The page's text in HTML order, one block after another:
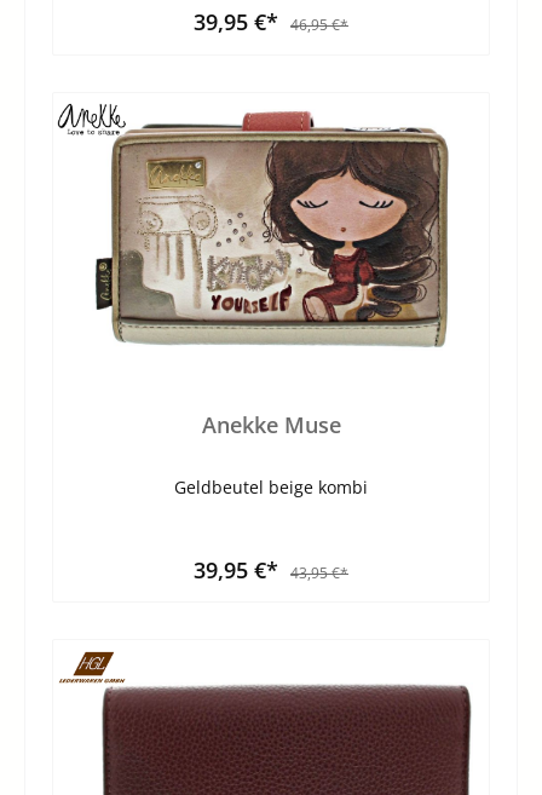
39,95 €* 46,95 €*
Anekke Muse
Geldbeutel beige kombi
39,95 €* 43,95 €*